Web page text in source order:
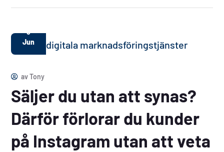
5
Jun
avTony
Säljer du utan att synas?
Därför förlorar du kunder
på Instagram utan att veta